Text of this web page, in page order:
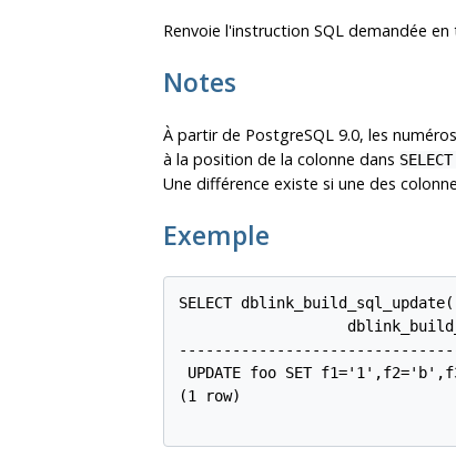
Renvoie l'instruction SQL demandée
Notes
À partir de PostgreSQL 9.0, les
à la position de la colonne dans
Une différence existe si une des
Exemple
SELECT
UPDATE foo SET
(1 row)